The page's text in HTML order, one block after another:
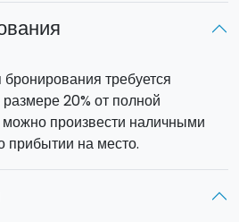
первое блюдо и бокал вина,
или рыбой, которое включает
возможность посетить
очень особенные
полный вкуса и хороших
традиции.
требуется
20% от полной
можно произвести наличными
прибытии на место.